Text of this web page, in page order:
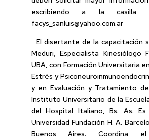
escribiendo a la casilla
facys_sanluis@yahoo.com.ar
El disertante de la capacitación
Meduri, Especialista Kinesiólogo
UBA, con Formación Universitaria
Estrés y
y en Evaluación y Tratamiento
Instituto Universitario de la
del Hospital Italiano, Bs. As.
Universidad Fundación H. A.
Buenos Aires. Coordina el